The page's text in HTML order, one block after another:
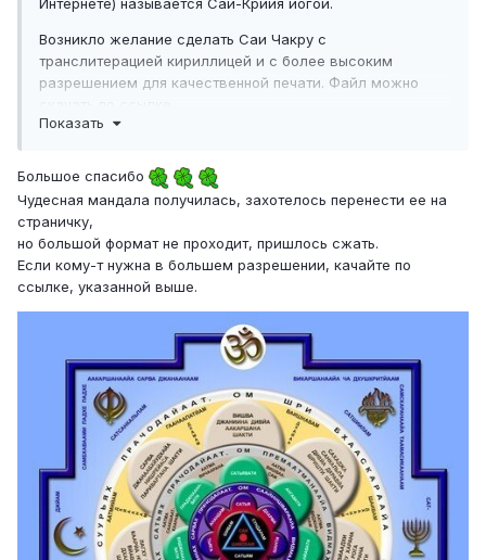
Возникло желание сделать Саи Чакру с
транслитерацией кириллицей и с более высоким
разрешением для качественной печати. Файл можно
Показать
Большое спасибо
Чудесная мандала получилась, захотелось перенести ее на
страничку,
но большой формат не проходит, пришлось сжать.
Если кому-т нужна в большем разрешении, качайте по
ссылке, указанной выше.